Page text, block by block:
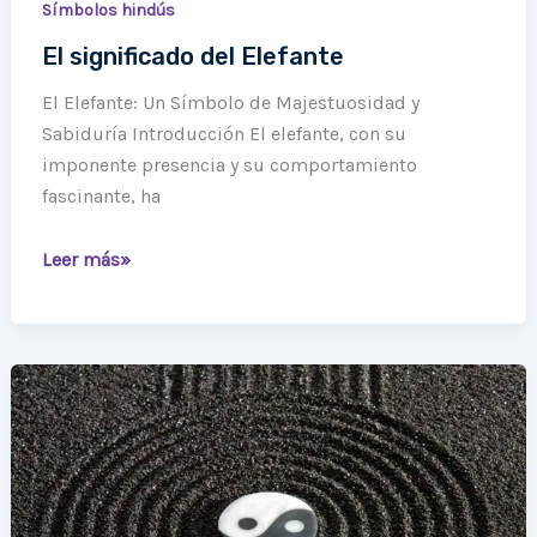
Símbolos hindús
El significado del Elefante
El Elefante: Un Símbolo de Majestuosidad y
Sabiduría Introducción El elefante, con su
imponente presencia y su comportamiento
fascinante, ha
Leer más»
El
Yin
y
el
Yang